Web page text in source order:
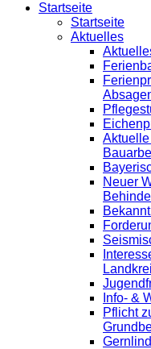
Startseite
Startseite
Aktuelles
Neuer
Info- &
Pflicht